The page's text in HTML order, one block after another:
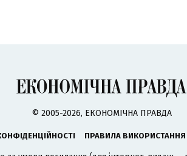
© 2005-2026, ЕКОНОМІЧНА ПРАВДА
ПРАВИЛА ВИКОРИСТАННЯ